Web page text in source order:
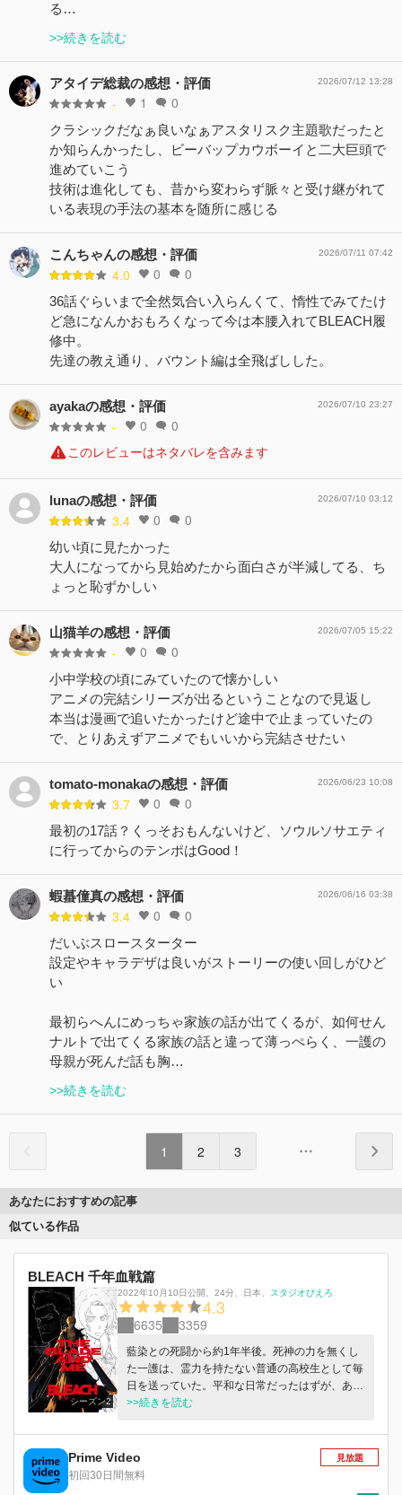
る…
>>続きを読む
アタイデ総裁の感想・評価
- 1 0
2026/07/12 13:28
クラシックだなぁ良いなぁアスタリスク主題歌だったと
か知らんかったし、ビーバップカウボーイと二大巨頭で
進めていこう
技術は進化しても、昔から変わらず脈々と受け継がれて
いる表現の手法の基本を随所に感じる
こんちゃんの感想・評価
4.0 0 0
2026/07/11 07:42
36話ぐらいまで全然気合い入らんくて、惰性でみてたけ
ど急になんかおもろくなって今は本腰入れてBLEACH履
修中。
先達の教え通り、バウント編は全飛ばしした。
ayakaの感想・評価
- 0 0
2026/07/10 23:27
このレビューはネタバレを含みます
lunaの感想・評価
3.4 0 0
2026/07/10 03:12
幼い頃に見たかった
大人になってから見始めたから面白さが半減してる、ち
ょっと恥ずかしい
山猫羊の感想・評価
- 0 0
2026/07/05 15:22
小中学校の頃にみていたので懐かしい
アニメの完結シリーズが出るということなので見返し
本当は漫画で追いたかったけど途中で止まっていたの
で、とりあえずアニメでもいいから完結させたい
tomato-monakaの感想・評価
3.7 0 0
2026/06/23 10:08
最初の17話？くっそおもんないけど、ソウルソサエティ
に行ってからのテンポはGood！
蝦蟇僮真の感想・評価
3.4 0 0
2026/06/16 03:38
だいぶスロースターター
設定やキャラデザは良いがストーリーの使い回しがひど
い
最初らへんにめっちゃ家族の話が出てくるが、如何せん
ナルトで出てくる家族の話と違って薄っぺらく、一護の
母親が死んだ話も胸…
>>続きを読む
1 2 3
あなたにおすすめの記事
似ている作品
BLEACH 千年血戦篇
シーズン2
2022年10月10日公開、 24分、 日本、 スタジオぴえろ
4.3
6635 3359
藍染との死闘から約1年半後。死神の力を無くし
た一護は、霊力を持たない普通の高校生として毎
日を送っていた。平和な日常だったはずが、ある
日突然破られる。一護の周りに不審な霊圧を感じ
かれ、負傷してしまう。仲間を護る力を持たない
一護は、不甲斐無さを感じていたところに謎の組
織「エクスキューション」のリーダー銀城と名乗
>>続きを読む
Prime Video
初回30日間無料
見放題